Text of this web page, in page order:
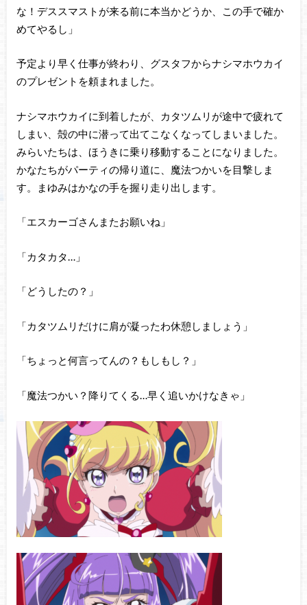
な！デススマストが来る前に本当かどうか、この手で確か
めてやるし」
予定より早く仕事が終わり、グスタフからナシマホウカイ
のプレゼントを頼まれました。
ナシマホウカイに到着したが、カタツムリが途中で疲れて
しまい、殻の中に潜って出てこなくなってしまいました。
みらいたちは、ほうきに乗り移動することになりました。
かなたちがパーティの帰り道に、魔法つかいを目撃しま
す。まゆみはかなの手を握り走り出します。
「エスカーゴさんまたお願いね」
「カタカタ…」
「どうしたの？」
「カタツムリだけに肩が凝ったわ休憩しましょう」
「ちょっと何言ってんの？もしもし？」
「魔法つかい？降りてくる…早く追いかけなきゃ」